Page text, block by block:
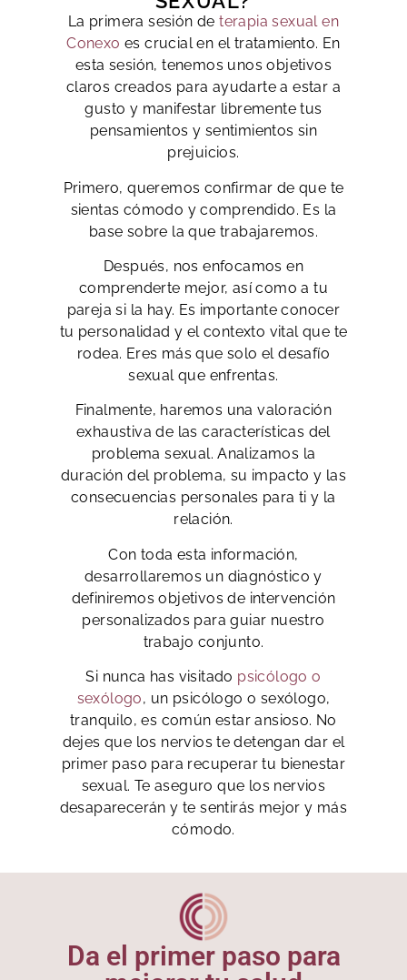
La primera sesión de terapia sexual en
Conexo es crucial en el tratamiento. En
esta sesión, tenemos unos objetivos
claros creados para ayudarte a estar a
gusto y manifestar libremente tus
pensamientos y sentimientos sin
prejuicios.
Primero, queremos confirmar de que te
sientas cómodo y comprendido. Es la
base sobre la que trabajaremos.
Después, nos enfocamos en
comprenderte mejor, así como a tu
pareja si la hay. Es importante conocer
tu personalidad y el contexto vital que te
rodea. Eres más que solo el desafío
sexual que enfrentas.
Finalmente, haremos una valoración
exhaustiva de las características del
problema sexual. Analizamos la
duración del problema, su impacto y las
consecuencias personales para ti y la
relación.
Con toda esta información,
desarrollaremos un diagnóstico y
definiremos objetivos de intervención
personalizados para guiar nuestro
trabajo conjunto.
Si nunca has visitado psicólogo o
sexólogo, un psicólogo o sexólogo,
tranquilo, es común estar ansioso. No
dejes que los nervios te detengan dar el
primer paso para recuperar tu bienestar
sexual. Te aseguro que los nervios
desaparecerán y te sentirás mejor y más
cómodo.
Da el primer paso para